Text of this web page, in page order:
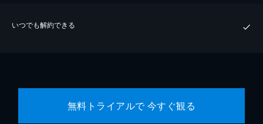
いつでも解約できる
無料トライアルで 今すぐ観る